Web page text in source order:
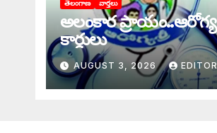
తెలంగాణ వార్తలు
అలంకార ప్రాయం..ఆరోగ్య
కార్డులు
AUGUST 3, 2026 EDITOR